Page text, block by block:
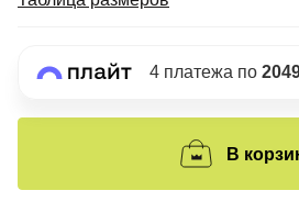
4 платежа по
В
Остались
8 800 302-02-